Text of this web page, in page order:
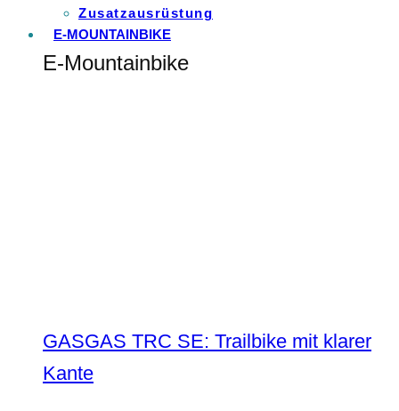
Zusatzausrüstung
E-MOUNTAINBIKE
E-Mountainbike
GASGAS TRC SE: Trailbike mit klarer
Kante